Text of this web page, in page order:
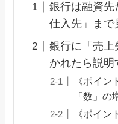
銀行は融資先
仕入先」まで
銀行に「売上
かれたら説明
《ポイ
「数」の
《ポイ